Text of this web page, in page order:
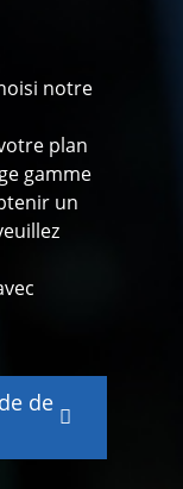
notre
plan
gamme
un
de